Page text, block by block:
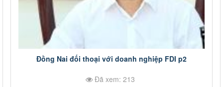
Đồng Nai đối thoại với doanh nghiệp FDI p2
Đã xem: 213